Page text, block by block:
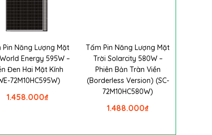
Pin Năng Lượng Mặt
Energy 595W –
Đen Hai Mặt Kính
72M10HC595W)
₫
1.458.000
Tấm Pin Năng Lượng Mặt
Trời Solarcity 580W –
Phiên Bản Tràn Viền
(Borderless Version) (SC-
72M10HC580W)
₫
1.488.000